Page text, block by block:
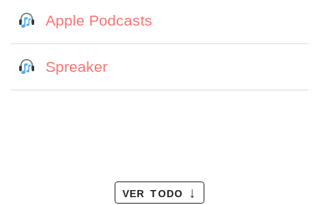
chequeo
descargables
Apple Podcasts
Spreaker
ver todo ↓